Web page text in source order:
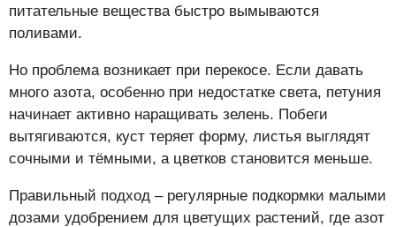
питательные вещества быстро вымываются
поливами.
Но проблема возникает при перекосе. Если давать
много азота, особенно при недостатке света, петуния
начинает активно наращивать зелень. Побеги
вытягиваются, куст теряет форму, листья выглядят
сочными и тёмными, а цветков становится меньше.
Правильный подход – регулярные подкормки малыми
дозами удобрением для цветущих растений, где азот